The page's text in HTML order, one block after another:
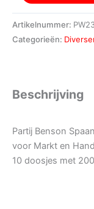
Artikelnummer:
Categorieën:
Beschrijving
Partij Benson
voor Markt en
10 doosjes met